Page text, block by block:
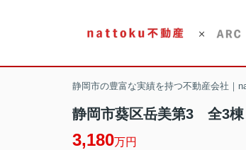
静岡市の豊富な実績を持つ不動産会社｜
静岡市葵区岳美第3 全3棟
3,180万円